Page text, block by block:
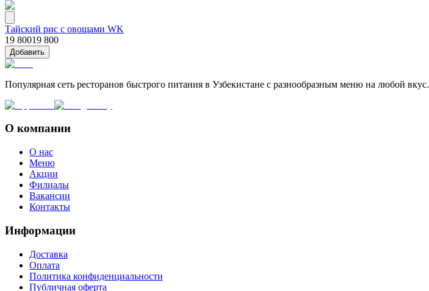
Тайский рис с овощами WK
19 80019 800
Добавить
Популярная сеть ресторанов быстрого питания в Узбекистане с разнообразным меню на любой вкус.
О компании
О нас
Меню
Акции
Филиалы
Вакансии
Контакты
Информации
Доставка
Оплата
Политика конфиденциальности
Публичная оферта